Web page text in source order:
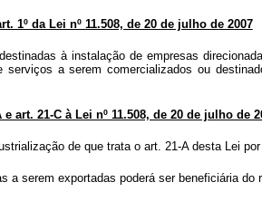
1º da Lei nº 11.508, de 20 de julho de 2007
à instalação de empresas
a serem comercializados ou
art. 21-C à Lei nº 11.508, de 20 de julho de
de que trata o art. 21-A desta Lei
serem exportadas poderá ser beneficiária